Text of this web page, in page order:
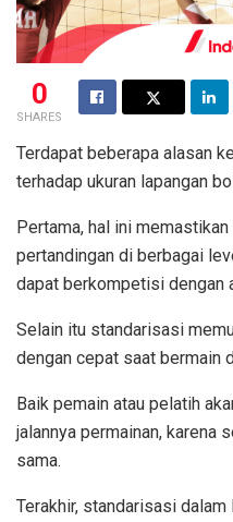
0
SHARES
Terdapat beberapa alasan
terhadap ukuran lapangan
Pertama, hal ini
pertandingan di berbagai
dapat berkompetisi dengan
Selain itu standarisasi
dengan cepat saat bermain
Baik pemain atau pelatih
jalannya permainan, karena
sama.
Terakhir, standarisasi